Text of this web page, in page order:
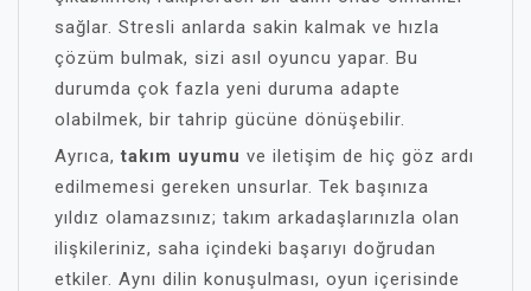
sağlar. Stresli anlarda sakin kalmak ve hızla
çözüm bulmak, sizi asıl oyuncu yapar. Bu
durumda çok fazla yeni duruma adapte
olabilmek, bir tahrip gücüne dönüşebilir.
Ayrıca,takım uyumu ve iletişim de hiç göz ardı
edilmemesi gereken unsurlar. Tek başınıza
yıldız olamazsınız; takım arkadaşlarınızla olan
ilişkileriniz, saha içindeki başarıyı doğrudan
etkiler. Aynı dilin konuşulması, oyun içerisinde